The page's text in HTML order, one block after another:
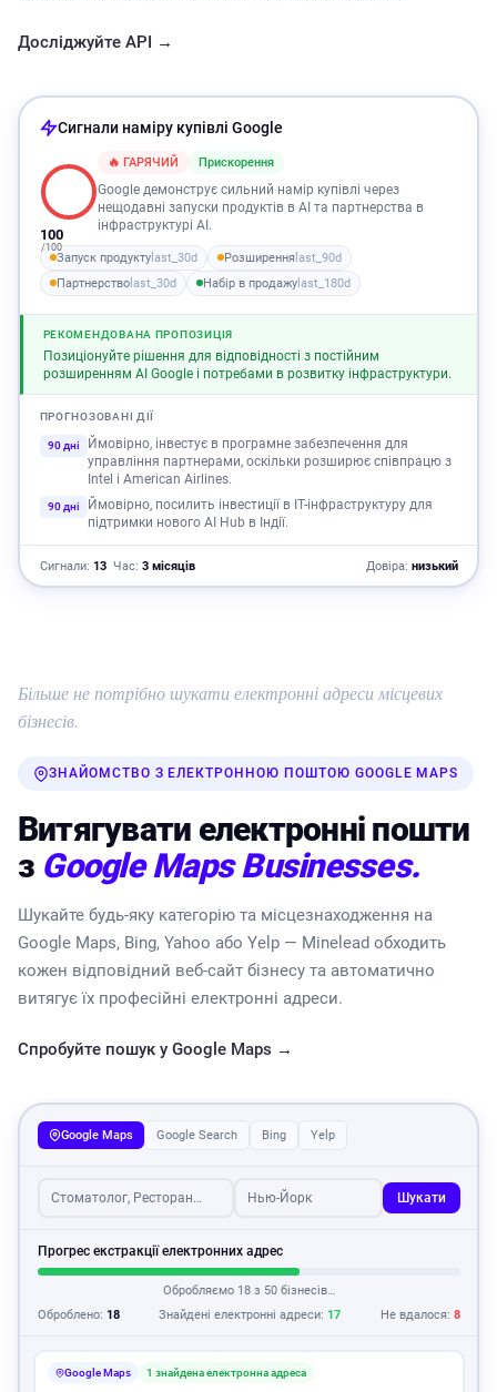
Досліджуйте API →
Сигнали наміру купівлі Google
100
/100
🔥 ГАРЯЧИЙ Прискорення
Google демонструє сильний намір купівлі через
нещодавні запуски продуктів в AI та партнерства в
інфраструктурі AI.
Запуск продуктуlast_30d Розширенняlast_90d
Партнерствоlast_30d Набір в продажуlast_180d
РЕКОМЕНДОВАНА ПРОПОЗИЦІЯ
Позиціонуйте рішення для відповідності з постійним
розширенням AI Google і потребами в розвитку інфраструктури.
ПРОГНОЗОВАНІ ДІЇ
90 дні
Ймовірно, інвестує в програмне забезпечення для
управління партнерами, оскільки розширює співпрацю з
Intel і American Airlines.
90 дні
Ймовірно, посилить інвестиції в IT-інфраструктуру для
підтримки нового AI Hub в Індії.
Сигнали: 13Час: 3 місяців Довіра: низький
Більше не потрібно шукати електронні адреси місцевих
бізнесів.
ЗНАЙОМСТВО З ЕЛЕКТРОННОЮ ПОШТОЮ GOOGLE MAPS
Витягувати електронні пошти
з Google Maps Businesses.
Шукайте будь-яку категорію та місцезнаходження на
Google Maps, Bing, Yahoo або Yelp — Minelead обходить
кожен відповідний веб-сайт бізнесу та автоматично
витягує їх професійні електронні адреси.
Спробуйте пошук у Google Maps →
Google Maps Google Search Bing Yelp
Стоматолог, Ресторан… Нью-Йорк Шукати
Прогрес екстракції електронних адрес
Обробляємо 18 з 50 бізнесів…
Оброблено: 18 Знайдені електронні адреси: 17 Не вдалося: 8
Google Maps 1 знайдена електронна адреса